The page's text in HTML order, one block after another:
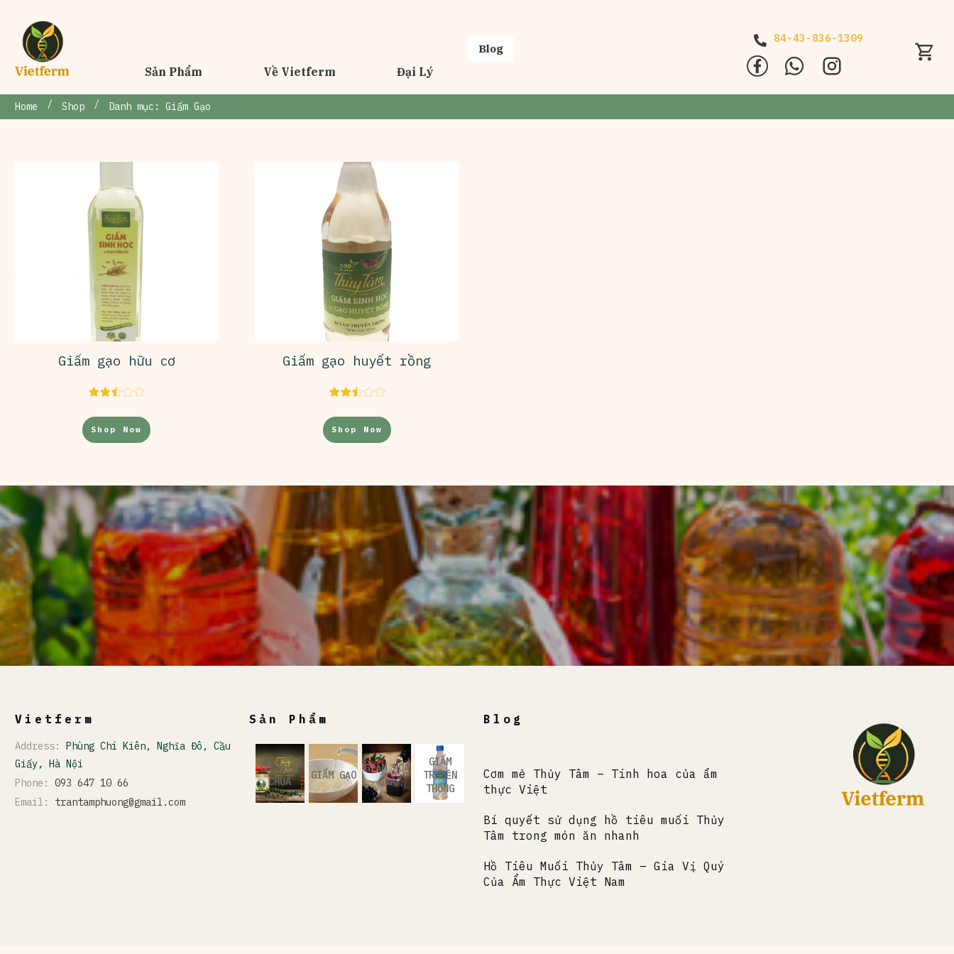
Sản Phẩm Về Vietferm Đại Lý
Blog
84-43-836-1309
Home / Shop / Danh mục: Giấm Gạo
Giấm gạo hữu cơ
Shop Now
Giấm gạo huyết rồng
Shop Now
Vietferm
Address: Phùng Chí Kiên, Nghĩa Đô, Cầu
Giấy, Hà Nội
Phone: 093 647 10 66
Email: trantamphuong@gmail.com
Sản Phẩm
ĐỒ MUỐI
CHUA
GIẤM GẠO
GIẤM HOA
QUẢ
GIẤM
TRUYỀN
THỐNG
Blog
Cơm mẻ Thủy Tâm – Tinh hoa của ẩm
thực Việt
Bí quyết sử dụng hồ tiêu muối Thủy
Tâm trong món ăn nhanh
Hồ Tiêu Muối Thủy Tâm – Gia Vị Quý
Của Ẩm Thực Việt Nam